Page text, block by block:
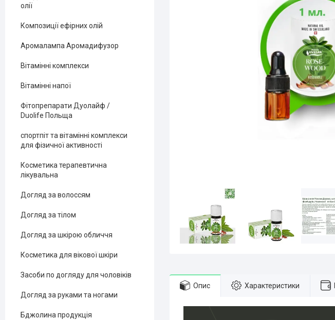
Опис Характеристики
олії
Композиції ефірних олій
Аромалампа Аромадифузор
Вітамінні комплекси
Вітамінні напої
Фітопрепарати Дуолайф /
Duolife Польща
спортпіт та вітамінні комплекси
для фізичної активності
Косметика терапевтична
лікувальна
Догляд за волоссям
Догляд за тілом
Догляд за шкірою обличчя
Косметика для вікової шкіри
Засоби по догляду для чоловіків
Догляд за руками та ногами
Бджолина продукція